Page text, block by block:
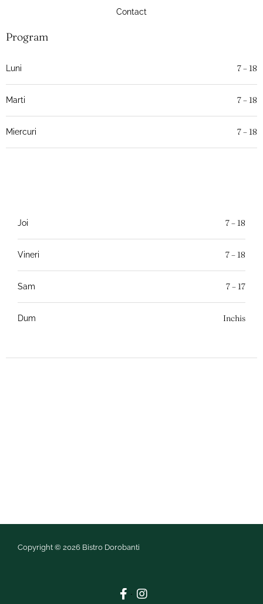
Contact
Program
Luni 7 – 18
Marti 7 – 18
Miercuri 7 – 18
Joi 7 – 18
Vineri 7 – 18
Sam 7 – 17
Dum Inchis
Copyright © 2026 Bistro Dorobanti